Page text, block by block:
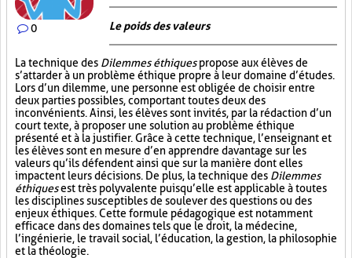
0 Le poids des valeurs
La technique des Dilemmes éthiquespropose aux élèves de
s’attarder à un problème éthique propre à leur domaine d’études.
Lors d’un dilemme, une personne est obligée de choisir entre
deux parties possibles, comportant toutes deux des
inconvénients. Ainsi, les élèves sont invités, par la rédaction d’un
court texte, à proposer une solution au problème éthique
présenté et à la justifier. Grâce à cette technique, l’enseignant et
les élèves sont en mesure d’en apprendre davantage sur les
valeurs qu’ils défendent ainsi que sur la manière dont elles
impactent leurs décisions. De plus, la technique des Dilemmes
éthiquesest très polyvalente puisqu’elle est applicable à toutes
les disciplines susceptibles de soulever des questions ou des
enjeux éthiques. Cette formule pédagogique est notamment
efficace dans des domaines tels que le droit, la médecine,
l’ingénierie, le travail social, l’éducation, la gestion, la philosophie
et la théologie.